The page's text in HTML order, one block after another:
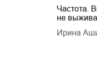
Частота.
не
Ирина